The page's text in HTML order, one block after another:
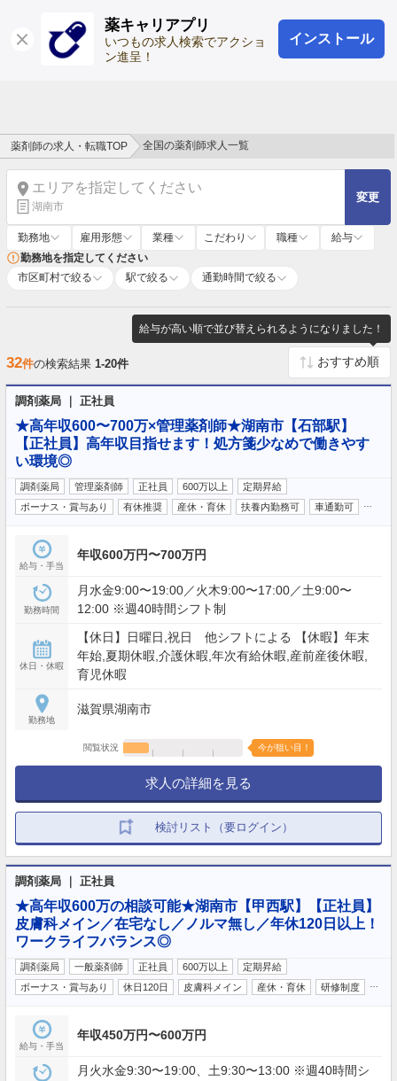
薬キャリアプリ
いつもの求人検索でアクショ
ン進呈！
インストール
ログイン 会員登録
薬剤師の求人・転職TOP 全国の薬剤師求人一覧
エリアを指定してください
湖南市
変更
勤務地 雇用形態 業種 こだわり 職種
給与
勤務地を指定してください
市区町村で絞る
駅で絞る 通勤時間で絞る
給与が高い順で並び替えられるようになりました！
32件の検索結果 1-20件
調剤薬局 ｜ 正社員
★高年収600〜700万×管理薬剤師★湖南市【石部駅】
【正社員】高年収目指せます！処方箋少なめで働きやす
い環境◎
調剤薬局 管理薬剤師 正社員 600万以上
定期昇給
ボーナス・賞与あり
有休推奨 産休・育休 扶養内勤務可 車通勤可
給与・手当
年収600万円〜700万円
勤務時間
月水金9:00〜19:00／火木9:00〜17:00／土9:00〜
12:00 ※週40時間シフト制
休日・休暇
【休日】日曜日,祝日 他シフトによる 【休暇】年末
年始,夏期休暇,介護休暇,年次有給休暇,産前産後休暇,
育児休暇
勤務地
滋賀県湖南市
閲覧状況 今が狙い目！
求人の詳細を見る
検討リスト（要ログイン）
調剤薬局 ｜ 正社員
★高年収600万の相談可能★湖南市【甲西駅】【正社員】
皮膚科メイン／在宅なし／ノルマ無し／年休120日以上！
ワークライフバランス◎
調剤薬局 一般薬剤師 正社員 600万以上
定期昇給
ボーナス・賞与あり
休日120日 皮膚科メイン 産休・育休 研修制度
給与・手当
年収450万円〜600万円
月火水金9:30〜19:00、土9:30〜13:00 ※週40時間シ